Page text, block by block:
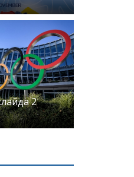
Соревнования
2022
2